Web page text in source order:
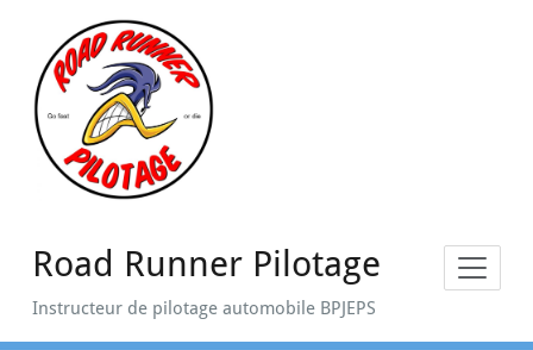
content
Road Runner Pilotage
Instructeur de pilotage automobile BPJEPS